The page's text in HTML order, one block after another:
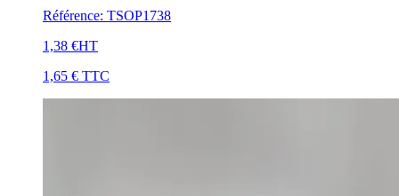
Référence: TSOP1738
1,38 €HT
1,65 € TTC